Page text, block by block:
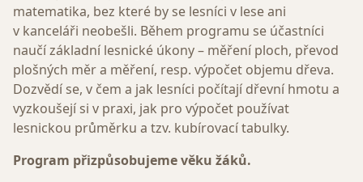
matematika, bez které by se lesníci v lese ani
v kanceláři neobešli. Během programu se účastníci
naučí základní lesnické úkony – měření ploch, převod
plošných měr a měření, resp. výpočet objemu dřeva.
Dozvědí se, v čem a jak lesníci počítají dřevní hmotu a
vyzkoušejí si v praxi, jak pro výpočet používat
lesnickou průměrku a tzv. kubírovací tabulky.
Program přizpůsobujeme věku žáků.